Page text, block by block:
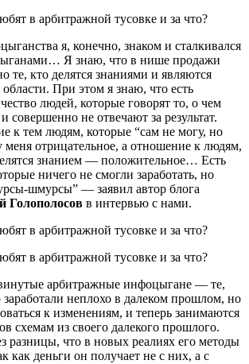
я, конечно, знаком и сталкивался
Я знаю, что в нише продажи
те, кто делятся знаниями и являются
При этом я знаю, что есть
людей, которые говорят то, о чем
совершенно не отвечают за результат.
к тем людям, которые “сам не могу, но
отрицательное, а отношение к людям,
знанием — положительное… Есть
ничего не смогли заработать, но
шмурсы” — заявил автор блога
Голополосов в интервью с нами.
арбитражные инфоцыгане — те,
заработали неплохо в далеком прошлом, но
к изменениям, и теперь занимаются
схемам из своего далекого прошлого.
разницы, что в новых реалиях его методы
как деньги он получает не с них, а с